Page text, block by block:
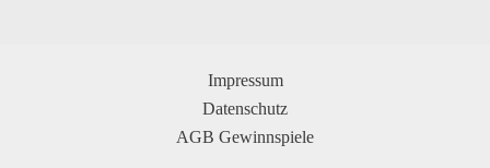
Impressum
Datenschutz
AGB Gewinnspiele